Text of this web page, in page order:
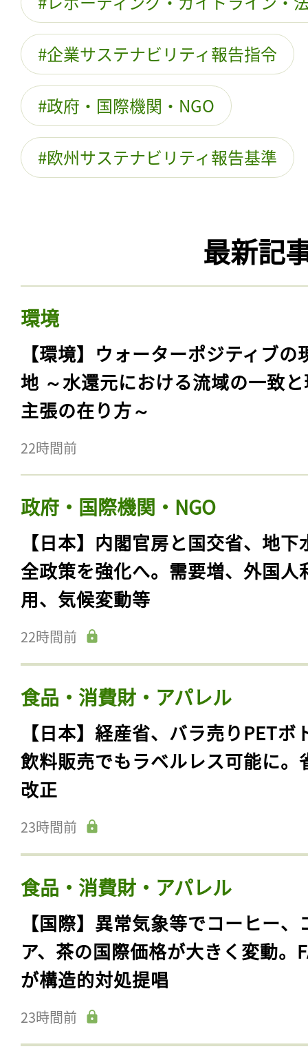
企業サステナビリティ報告指令
政府・国際機関・NGO
欧州サステナビリティ報告基準
最新記
環境
【環境】ウォーターポジティブの
地 ～水還元における流域の一致
主張の在り方～
22時間前
政府・国際機関・NGO
【日本】内閣官房と国交省、地下
全政策を強化へ。需要増、外国人
用、気候変動等
22時間前
食品・消費財・アパレル
【日本】経産省、バラ売りPETボ
飲料販売でもラベルレス可能に。
改正
23時間前
食品・消費財・アパレル
【国際】異常気象等でコーヒー、
ア、茶の国際価格が大きく変動。
が構造的対処提唱
23時間前
記事をお気に入りに
ログインが必
ログイン